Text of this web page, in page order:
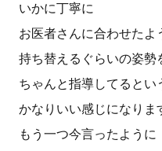
いかに丁寧に
お医者さんに合わせたよ
持ち替えるぐらいの姿勢
ちゃんと指導してるとい
かなりいい感じになりま
もう一つ今言ったように